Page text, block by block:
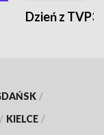
Dzień z TVP3
/
/ KIELCE /